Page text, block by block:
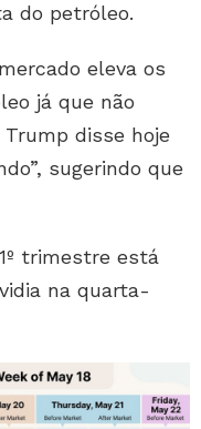
do petróleo.
eleva os
já que não
disse hoje
sugerindo que
trimestre está
na quarta-